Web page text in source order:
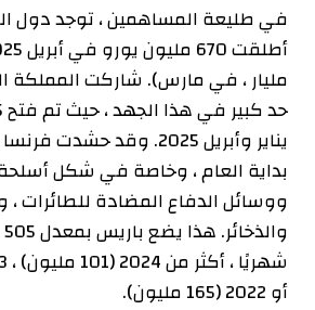
في طليعة المساهمين ، توجد دول
مليار ، في مارس). شاركت المملكة
بداية العام ، وخاصة في شكل أسلحة
ووسائل الدفاع المضادة للطائرات ،
أو 2022 (165 مليون).